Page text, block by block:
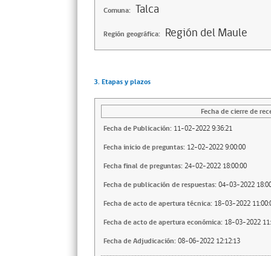
Comuna: Talca
Región geográfica: Región del Maule
3. Etapas y plazos
Fecha de cierre de
Fecha de Publicación: 11-02-2022 9:36:21
Fecha inicio de preguntas: 12-02-2022 9:00:00
Fecha final de preguntas: 24-02-2022 18:00:00
Fecha de publicación de respuestas: 04-03-2022
Fecha de acto de apertura técnica: 18-03-2022
Fecha de acto de apertura económica: 18-03-2022
Fecha de Adjudicación: 08-06-2022 12:12:13